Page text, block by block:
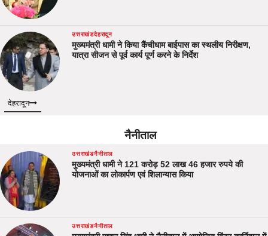
उत्तराखंडदेहरादून
मुख्यमंत्री धामी ने किया कैंचीधाम बाईपास का स्थलीय निरीक्षण,
यात्रा सीजन से पूर्व कार्य पूर्ण करने के निर्देश
देहरादून
नैनीताल
उत्तराखंडनैनीताल
मुख्यमंत्री धामी ने 121 करोड़ 52 लाख 46 हजार रुपये की
योजनाओं का लोकार्पण एवं शिलान्यास किया
उत्तराखंडनैनीताल